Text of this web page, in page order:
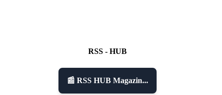
RSS - HUB
📰 RSS HUB Magazin...